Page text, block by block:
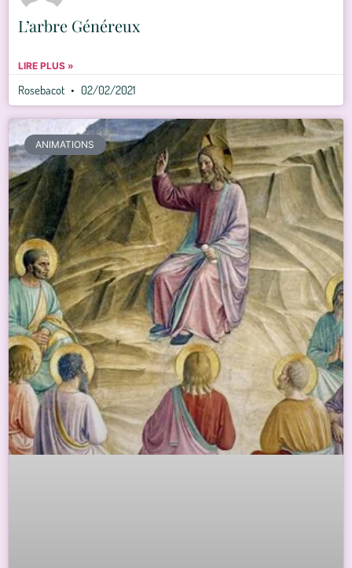
L’arbre Généreux
LIRE PLUS »
Rosebacot 02/02/2021
ANIMATIONS